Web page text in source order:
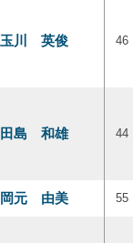
玉川 英俊 46
田島 和雄 44
岡元 由美 55